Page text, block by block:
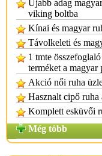
Újabb adag
viking boltba
Kínai és magyar
Távolkeleti és
1 tmte
terméket a magyar
Akció női ruha
Hasznalt cipő ruha
Komplett esküvői
Még több